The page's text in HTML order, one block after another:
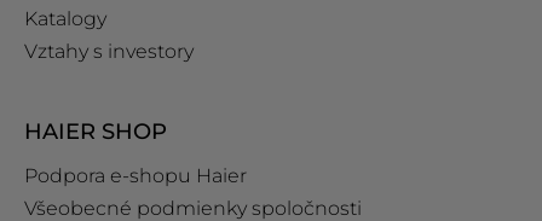
Katalogy
Vztahy s investory
HAIER SHOP
Podpora e‑shopu Haier
Všeobecné podmienky spoločnosti